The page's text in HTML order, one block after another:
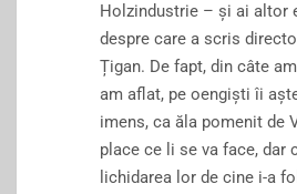
Holzindustrie – și ai altor
despre care a scris
Țigan. De fapt, din câte
am aflat, pe oengiști îi
imens, ca ăla pomenit de
place ce li se va face, dar
lichidarea lor de cine i-a